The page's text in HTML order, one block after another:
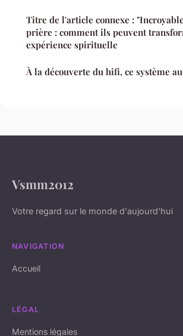
Titre de l'article connexe :
prière : comment ils peuvent
expérience spirituelle
À la découverte du hifi, ce système
Vsmm2012
Votre regard sur le monde d'aujourd'hui
NAVIGATION
Accueil
LÉGAL
Mentions légales